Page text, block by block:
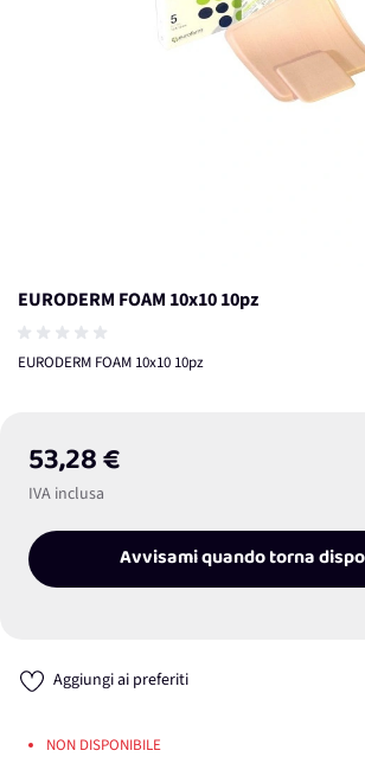
EURODERM FOAM 10x10 10pz
EURODERM FOAM 10x10 10pz
53,28 €
IVA inclusa
Avvisami quando torna
Aggiungi ai preferiti
NON DISPONIBILE